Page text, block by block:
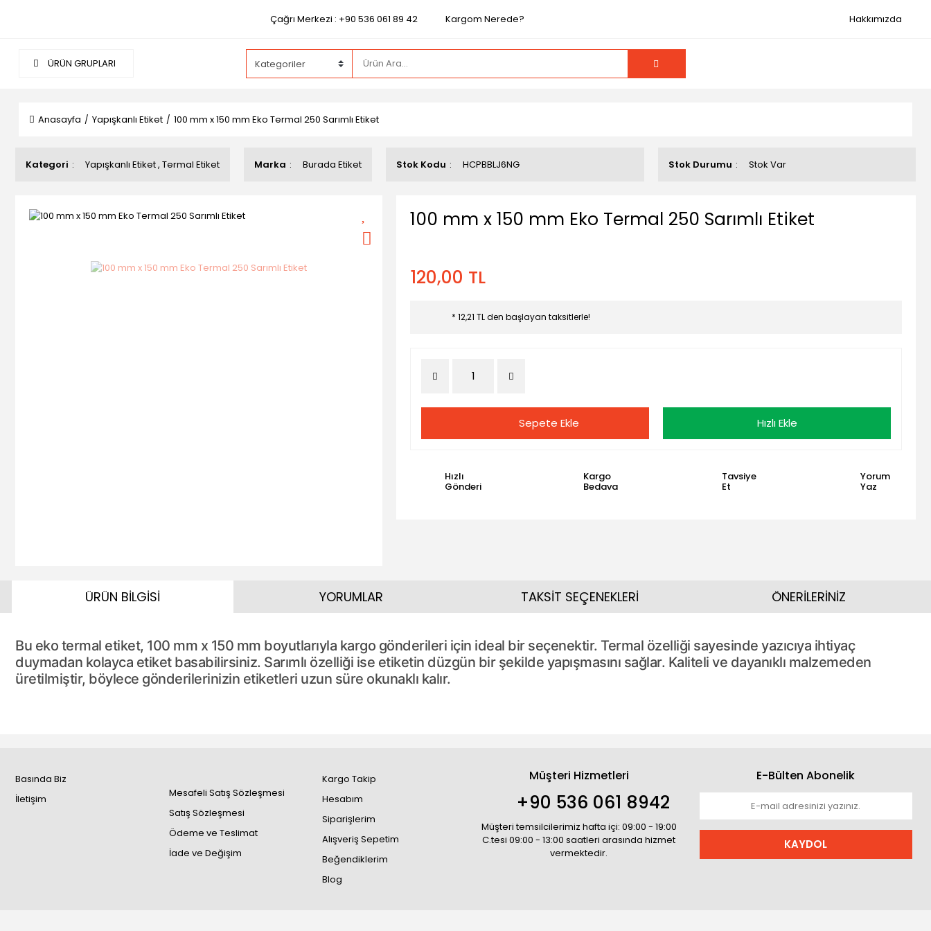
Çağrı Merkezi : +90 536 061 89 42 Kargom Nerede? Hakkımızda
ÜRÜN GRUPLARI
Anasayfa Yapışkanlı Etiket 100 mm x 150 mm Eko Termal 250 Sarımlı Etiket
Kategori Yapışkanlı Etiket, Termal Etiket Marka Burada Etiket Stok Kodu HCPBBLJ6NG Stok Durumu Stok Var
100 mm x 150 mm Eko Termal 250 Sarımlı Etiket
120,00 TL
* 12,21 TL den başlayan taksitlerle!
Sepete Ekle Hızlı Ekle
Hızlı
Gönderi
Kargo
Bedava
Tavsiye
Et
Yorum
Yaz
ÜRÜN BİLGİSİ
Bu eko termal etiket, 100 mm x 150 mm boyutlarıyla kargo gönderileri için ideal bir seçenektir. Termal özelliği sayesinde yazıcıya ihtiyaç
duymadan kolayca etiket basabilirsiniz. Sarımlı özelliği ise etiketin düzgün bir şekilde yapışmasını sağlar. Kaliteli ve dayanıklı malzemeden
üretilmiştir, böylece gönderilerinizin etiketleri uzun süre okunaklı kalır.
YORUMLAR TAKSİT SEÇENEKLERİ ÖNERİLERİNİZ
Basında Biz
İletişim
Mesafeli Satış Sözleşmesi
Satış Sözleşmesi
Ödeme ve Teslimat
İade ve Değişim
Kargo Takip
Hesabım
Siparişlerim
Alışveriş Sepetim
Beğendiklerim
Blog
Müşteri Hizmetleri
+90 536 061 8942
Müşteri temsilcilerimiz hafta içi: 09:00 - 19:00
C.tesi 09:00 - 13:00 saatleri arasında hizmet
vermektedir.
E-Bülten Abonelik
KAYDOL